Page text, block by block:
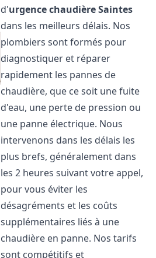
d'urgence chaudièreSaintes
dans les meilleurs délais. Nos
plombiers sont formés pour
diagnostiquer et réparer
rapidement les pannes de
chaudière, que ce soit une fuite
d'eau, une perte de pression ou
une panne électrique. Nous
intervenons dans les délais les
plus brefs, généralement dans
les 2 heures suivant votre appel,
pour vous éviter les
désagréments et les coûts
supplémentaires liés à une
chaudière en panne. Nos tarifs
sont compétitifs et